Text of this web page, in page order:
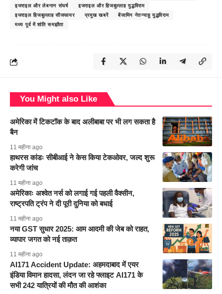
इजराइल और लेबनान संघर्ष
इजराइल और हिजबुल्लाह युद्धविराम
इजराइल हिजबुल्लाह सीजफायर
प्रमुख खबरें
बेंजामिन नेतन्याहू युद्धविराम
मध्य पूर्व में शांति समझौता
You Might also Like
अमेरिका में टिकटॉक के बाद अलीबाबा पर भी लग सकता है
बैन
11 महीना ago
हाथरस कांडः सीबीआई ने केस किया टेकओवर, जल्द शुरू
करेगी जांच
11 महीना ago
अमेरिकाः अश्वेत नर्स को लगाई गई पहली वैक्सीन,
राष्ट्रपति ट्रंप ने दी पूरी दुनिया को बधाई
11 महीना ago
नया GST सुधार 2025: आम आदमी की जेब को राहत,
व्यापार जगत को नई ताक़त
11 महीना ago
AI171 Accident Update: अहमदाबाद में एयर
इंडिया विमान हादसा, लंदन जा रहे फ्लाइट AI171 के
सभी 242 यात्रियों की मौत की आशंका